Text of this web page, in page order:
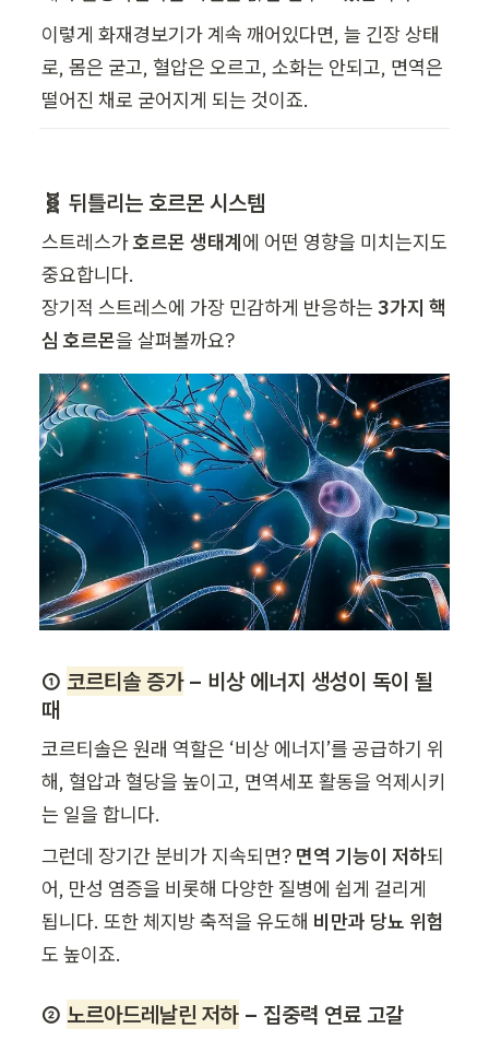
이렇게 화재경보기가 계속 깨어있다면, 늘 긴장 상태
로, 몸은 굳고, 혈압은 오르고, 소화는 안되고, 면역은
떨어진 채로 굳어지게 되는 것이죠.
🧬 뒤틀리는 호르몬 시스템
스트레스가 호르몬 생태계에 어떤 영향을 미치는지도
중요합니다.
장기적 스트레스에 가장 민감하게 반응하는 3가지 핵
심 호르몬을 살펴볼까요?
① 코르티솔 증가 – 비상 에너지 생성이 독이 될
때
코르티솔은 원래 역할은 ‘비상 에너지’를 공급하기 위
해, 혈압과 혈당을 높이고, 면역세포 활동을 억제시키
는 일을 합니다.
그런데 장기간 분비가 지속되면? 면역 기능이 저하되
어, 만성 염증을 비롯해 다양한 질병에 쉽게 걸리게
됩니다. 또한 체지방 축적을 유도해 비만과 당뇨 위험
도 높이죠.
② 노르아드레날린 저하 – 집중력 연료 고갈